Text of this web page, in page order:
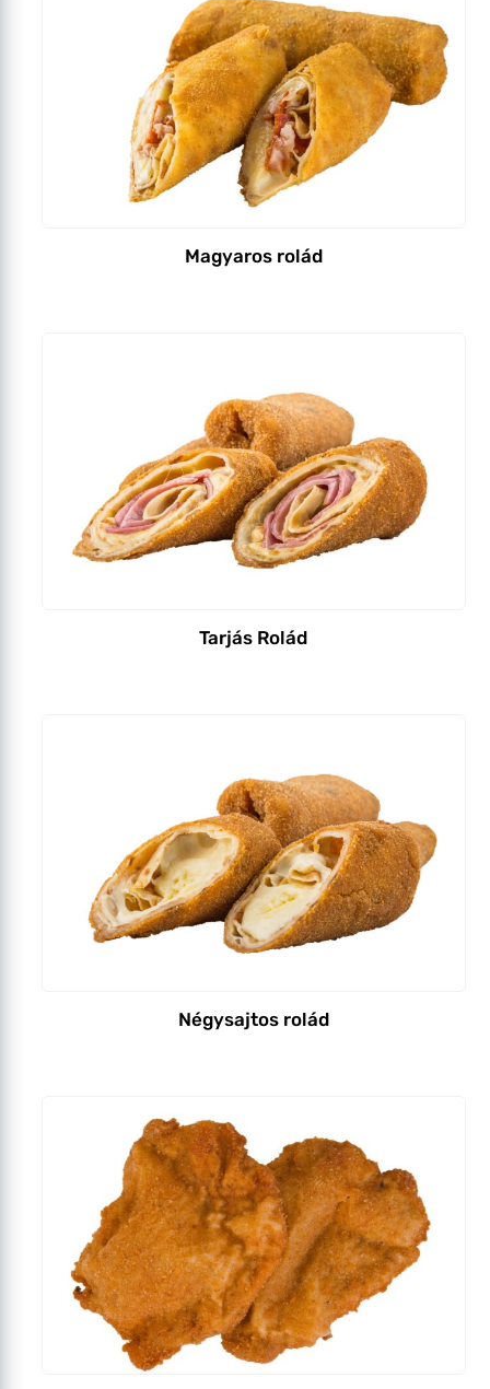
Magyaros rolád
Tarjás Rolád
Négysajtos rolád